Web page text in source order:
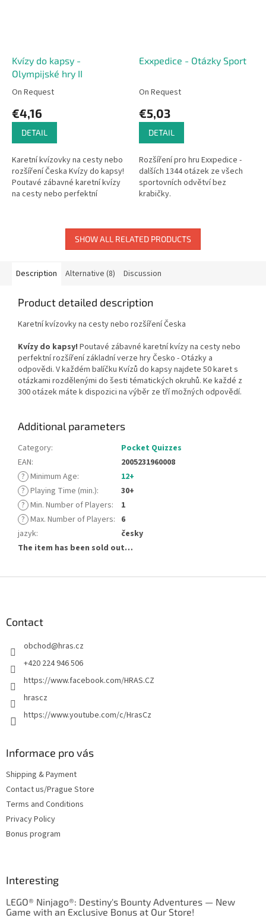
Kvízy do kapsy -
Olympijské hry II
On Request
€4,16
DETAIL
Karetní kvízovky na cesty nebo
rozšíření Česka Kvízy do kapsy!
Poutavé zábavné karetní kvízy
na cesty nebo perfektní
Exxpedice - Otázky Sport
On Request
€5,03
DETAIL
Rozšíření pro hru Exxpedice -
dalších 1344 otázek ze všech
sportovních odvětví bez
krabičky.
SHOW ALL RELATED PRODUCTS
Description Alternative (8) Discussion
Product detailed description
Karetní kvízovky na cesty nebo rozšíření Česka
Kvízy do kapsy! Poutavé zábavné karetní kvízy na cesty nebo
perfektní rozšíření základní verze hry Česko - Otázky a
odpovědi. V každém balíčku Kvízů do kapsy najdete 50 karet s
otázkami rozdělenými do šesti tématických okruhů. Ke každé z
300 otázek máte k dispozici na výběr ze tří možných odpovědí.
Additional parameters
Category:
Pocket Quizzes
EAN:
2005231960008
? Minimum Age:
12+
? Playing Time (min.):
30+
? Min. Number of Players:
1
? Max. Number of Players: 6
jazyk:
česky
The item has been sold out…
Contact
obchod@hras.cz
+420 224 946 506
https://www.facebook.com/HRAS.CZ
hrascz
https://www.youtube.com/c/HrasCz
Informace pro vás
Shipping & Payment
Contact us/Prague Store
Terms and Conditions
Privacy Policy
Bonus program
Interesting
LEGO® Ninjago®: Destiny's Bounty Adventures — New
Game with an Exclusive Bonus at Our Store!